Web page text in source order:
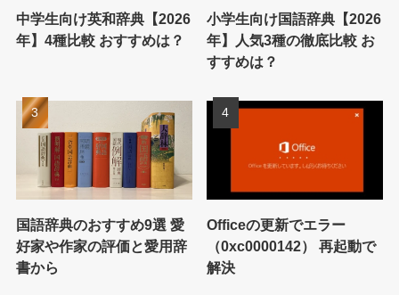
中学生向け英和辞典【2026
年】4種比較 おすすめは？
小学生向け国語辞典【2026
年】人気3種の徹底比較 お
すすめは？
国語辞典のおすすめ9選 愛
好家や作家の評価と愛用辞
書から
Officeの更新でエラー
（0xc0000142） 再起動で
解決